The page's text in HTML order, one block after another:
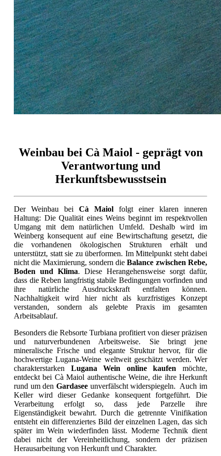
Weinbau bei Cà Maiol - geprägt von
Verantwortung und
Herkunftsbewusstsein
Der Weinbau bei Cà Maiol folgt einer klaren inneren
Haltung: Die Qualität eines Weins beginnt im respektvollen
Umgang mit dem natürlichen Umfeld. Deshalb wird im
Weinberg konsequent auf eine Bewirtschaftung gesetzt, die
die vorhandenen ökologischen Strukturen erhält und
unterstützt, statt sie zu überformen. Im Mittelpunkt steht dabei
nicht die Maximierung, sondern dieBalance zwischen Rebe,
Boden und Klima. Diese Herangehensweise sorgt dafür,
dass die Reben langfristig stabile Bedingungen vorfinden und
ihre natürliche Ausdruckskraft entfalten können.
Nachhaltigkeit wird hier nicht als kurzfristiges Konzept
verstanden, sondern als gelebte Praxis im gesamten
Arbeitsablauf.
Besonders die Rebsorte Turbiana profitiert von dieser präzisen
und naturverbundenen Arbeitsweise. Sie bringt jene
mineralische Frische und elegante Struktur hervor, für die
hochwertige Lugana-Weine weltweit geschätzt werden. Wer
charakterstarken Lugana Wein online kaufen möchte,
entdeckt bei Cà Maiol authentische Weine, die ihre Herkunft
rund um den Gardaseeunverfälscht widerspiegeln. Auch im
Keller wird dieser Gedanke konsequent fortgeführt. Die
Verarbeitung erfolgt so, dass jede Parzelle ihre
Eigenständigkeit bewahrt. Durch die getrennte Vinifikation
entsteht ein differenziertes Bild der einzelnen Lagen, das sich
später im Wein wiederfinden lässt. Moderne Technik dient
dabei nicht der Vereinheitlichung, sondern der präzisen
Herausarbeitung von Herkunft und Charakter.